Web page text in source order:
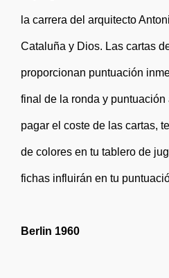
la carrera del arquitecto
Cataluña y Dios. Las cartas
proporcionan puntuación
final de la ronda y
pagar el coste de las cartas,
de colores en tu tablero de
fichas influirán en tu
Berlin 1960